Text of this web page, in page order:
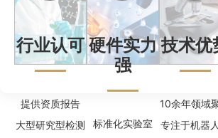
行业认可
提供资质报告
大型研究型检测
硬件实力
强
标准化实验室
技术优
10余年领域
专注于机器